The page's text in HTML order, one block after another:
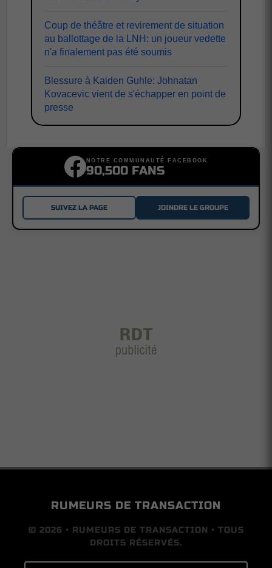
Coup de théâtre et revirement de situation
au ballottage de la LNH: un joueur vedette
n'a finalement pas été soumis
Blessure à Kaiden Guhle: Johnatan
Kovacevic vient de s'échapper en point de
presse
NOTRE COMMUNAUTÉ FACEBOOK
90,500 FANS
SUIVEZ LA PAGE JOINDRE LE GROUPE
RUMEURS DE TRANSACTION
© 2026 • RUMEURS DE TRANSACTION • TOUS
DROITS RÉSERVÉS.